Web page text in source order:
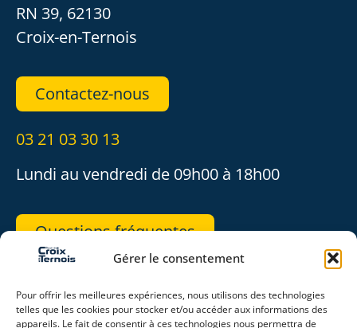
Gérer le consentement
Pour offrir les meilleures expériences, nous utilisons des technologies
telles que les cookies pour stocker et/ou accéder aux informations des
appareils. Le fait de consentir à ces technologies nous permettra de
RN 39, 62130
Croix-en-Ternois
Contactez-nous
03 21 03 30 13
Lundi au vendredi de 09h00 à 18h00
Questions fréquentes